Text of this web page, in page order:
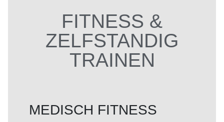
FITNESS &
ZELFSTANDIG
TRAINEN
MEDISCH FITNESS